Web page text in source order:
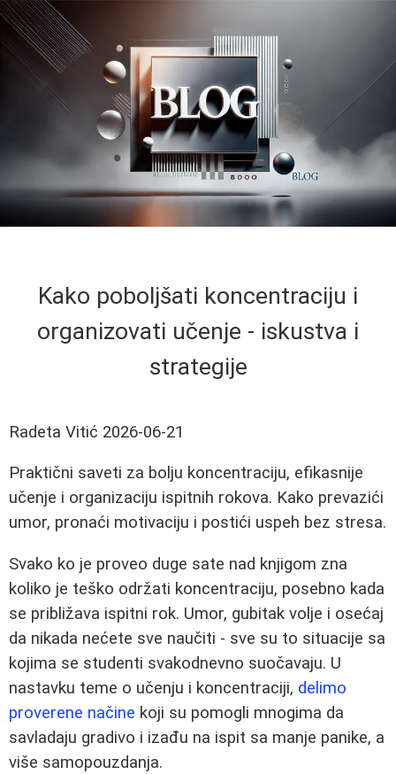
Kako poboljšati koncentraciju i
organizovati učenje - iskustva i
strategije
Radeta Vitić 2026-06-21
Praktični saveti za bolju koncentraciju, efikasnije
učenje i organizaciju ispitnih rokova. Kako prevazići
umor, pronaći motivaciju i postići uspeh bez stresa.
Svako ko je proveo duge sate nad knjigom zna
koliko je teško održati koncentraciju, posebno kada
se približava ispitni rok. Umor, gubitak volje i osećaj
da nikada nećete sve naučiti - sve su to situacije sa
kojima se studenti svakodnevno suočavaju. U
nastavku teme o učenju i koncentraciji, delimo
proverene načine koji su pomogli mnogima da
savladaju gradivo i izađu na ispit sa manje panike, a
više samopouzdanja.